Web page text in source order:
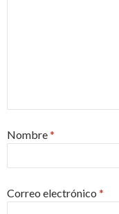
Nombre*
Correo electrónico *